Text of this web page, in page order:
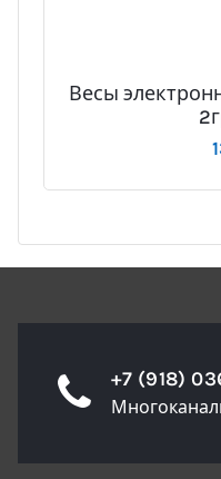
Весы
+7 (918)